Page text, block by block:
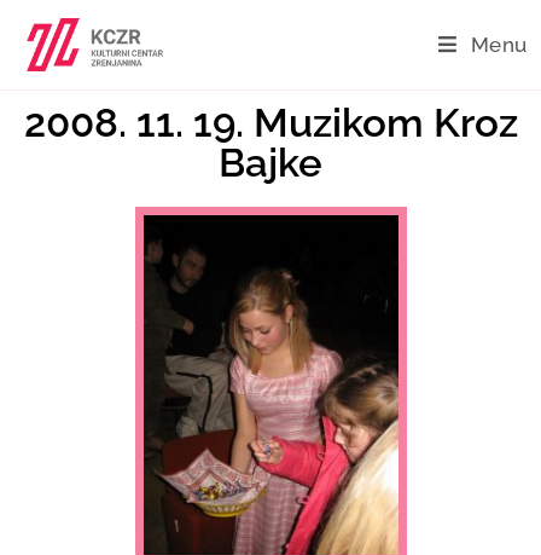
Menu
2008. 11. 19. Muzikom Kroz
Bajke